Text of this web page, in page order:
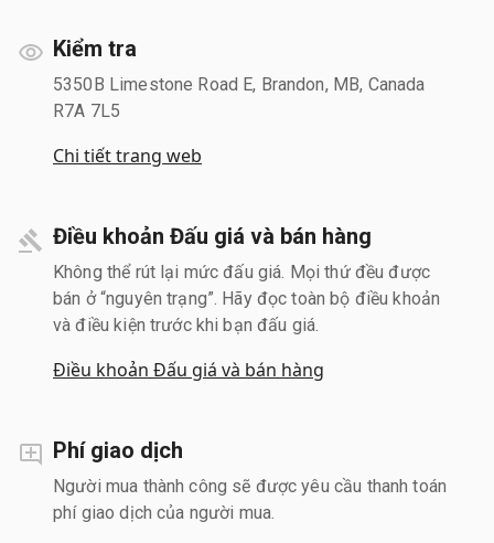
Kiểm tra
5350B Limestone Road E, Brandon, MB, Canada
R7A 7L5
Chi tiết trang web
Điều khoản Đấu giá và bán hàng
Không thể rút lại mức đấu giá. Mọi thứ đều được
bán ở “nguyên trạng”. Hãy đọc toàn bộ điều khoản
và điều kiện trước khi bạn đấu giá.
Điều khoản Đấu giá và bán hàng
Phí giao dịch
Người mua thành công sẽ được yêu cầu thanh toán
phí giao dịch của người mua.